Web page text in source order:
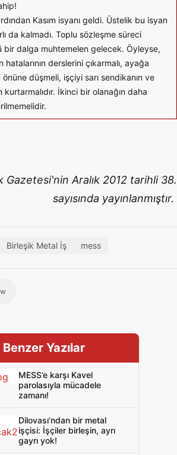
Kasım isyanı geldi. Üstelik bu isyan
da kalmadı. Toplu sözleşme süreci
bir dalga muhtemelen gelecek. Öyleyse,
hatalarının derslerini çıkarmalı, ayağa
düşmeli, işçiyi sarı sendikanın ve
İkinci bir olanağın daha
Gazetesi'nin Aralık 2012 tarihli 38.
sayısında yayınlanmıştır.
Birleşik Metal İş mess
w
Benzer Yazılar
MESS’e karşı Kavel
parolasıyla mücadele
zamanı!
Dilovası’ndan bir metal
işçisi: İşçiler birleşin, ayrı
gayrı yok!